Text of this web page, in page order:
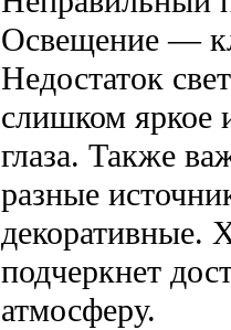
Освещение —
Недостаток
слишком яркое
глаза. Также
разные
декоративные.
подчеркнет
атмосферу.